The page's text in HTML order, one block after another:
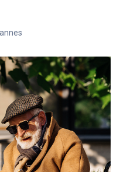
Couple de jeunes actifs avec un